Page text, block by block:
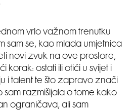
vrlo važnom trenutku
sam se, kao mlada umjetnica
novi zvuk na ove prostore,
korak: ostati ili otići u svijet i
i talent te što zapravo znači
sam razmišljala o tome kako
ograničava, ali sam